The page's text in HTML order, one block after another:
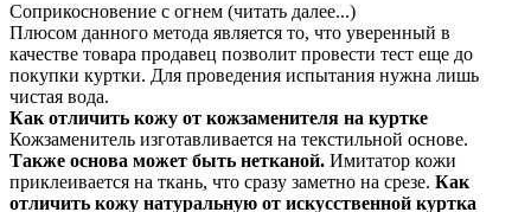
Соприкосновение с огнем (читать далее...)
Плюсом данного метода является то, что уверенный в
качестве товара продавец позволит провести тест еще до
покупки куртки. Для проведения испытания нужна лишь
чистая вода.
Как отличить кожу от кожзаменителя на куртке
Кожзаменитель изготавливается на текстильной основе.
Также основа может быть нетканой. Имитатор кожи
приклеивается на ткань, что сразу заметно на срезе. Как
отличить кожу натуральную от искусственной куртка